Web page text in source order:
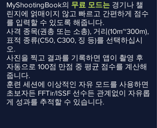
MyShootingBook의 무료 모드는 경기나 챌
린지에 얽매이지 않고 빠르고 간편하게 점수
를 입력할 수 있도록 해줍니다.
사격 종목(권총 또는 소총), 거리(10m~300m),
표적 종류(C50, C300, 징 등)를 선택하십시
오.
사진을 찍고 결과를 기록하면 앱이 촬영 후
자동으로 100점 만점 중 평균 점수를 계산해
줍니다.
훈련 세션에 이상적인 자유 모드를 사용하면
초보자든 FFTir/ISSF 선수든 관계없이 자유롭
게 성과를 추적할 수 있습니다.